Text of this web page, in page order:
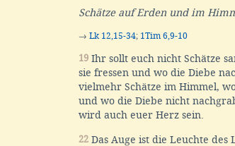
Schätze auf Erden und im
→ Lk 12,15-34; 1Tim 6,9-10
19 Ihr sollt euch nicht Schätze
sie fressen und wo die Diebe
vielmehr Schätze im Himmel,
und wo die Diebe nicht
wird auch euer Herz sein.
22 Das Auge ist die Leuchte